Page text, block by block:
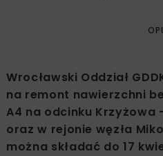
Wrocławski Oddział
na remont nawierzchni
A4 na odcinku Krzyżowa
oraz w rejonie węzła
można składać do 17